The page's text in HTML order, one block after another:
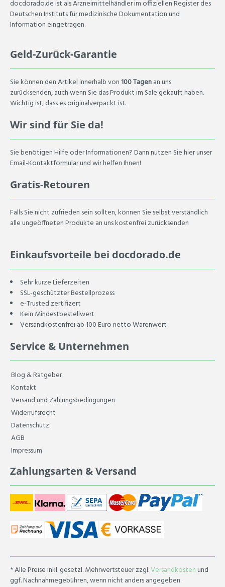
docdorado.de ist als Arzneimittelhändler im offiziellen Register des
Deutschen Instituts für medizinische Dokumentation und
Information eingetragen.
Geld-Zurück-Garantie
Sie können den Artikel innerhalb von100 Tagenan uns
zurücksenden, auch wenn Sie das Produkt im Sale gekauft haben.
Wichtig ist, dass es originalverpackt ist.
Wir sind für Sie da!
Sie benötigen Hilfe oder Informationen? Dann nutzen Sie hier unser
Email-Kontaktformular und wir helfen Ihnen!
Gratis-Retouren
Falls Sie nicht zufrieden sein sollten, können Sie selbst verständlich
alle ungeöffneten Produkte an uns kostenfrei zurücksenden
Einkaufsvorteile bei docdorado.de
Sehr kurze Lieferzeiten
SSL-geschützter Bestellprozess
e-Trusted zertifizert
Kein Mindestbestellwert
Versandkostenfrei ab 100 Euro netto Warenwert
Service & Unternehmen
Blog & Ratgeber
Kontakt
Versand und Zahlungsbedingungen
Widerrufsrecht
Datenschutz
AGB
Impressum
Zahlungsarten & Versand
* Alle Preise inkl. gesetzl. Mehrwertsteuer zzgl.Versandkostenund
ggf. Nachnahmegebühren, wenn nicht anders angegeben.